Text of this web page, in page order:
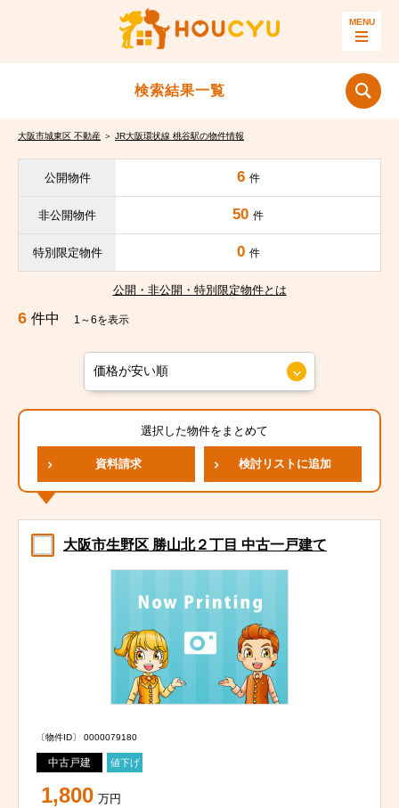
検索結果一覧
大阪市城東区 不動産 ＞ JR大阪環状線 桃谷駅の物件情報
公開物件 6 件
非公開物件 50 件
特別限定物件 0 件
公開・非公開・特別限定物件とは
6 件中 1～6を表示
選択した物件をまとめて
資料請求 検討リストに追加
大阪市生野区 勝山北２丁目 中古一戸建て
〔物件ID〕 0000079180
中古戸建 値下げ
1,800 万円